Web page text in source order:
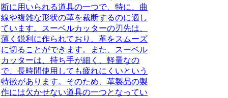
断に用いられる道具の一つで、特に、曲
線や複雑な形状の革を裁断するのに適し
ています。スーベルカッターの刃先は、
薄く鋭利に作られており、革をスムーズ
に切ることができます。また、スーベル
カッターは、持ち手が細く、軽量なの
で、長時間使用しても疲れにくいという
特徴があります。そのため、革製品の製
作には欠かせない道具の一つとなってい